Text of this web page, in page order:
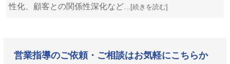
性化、顧客との関係性深化など…[続きを読む]
営業指導のご依頼・ご相談はお気軽にこちらか